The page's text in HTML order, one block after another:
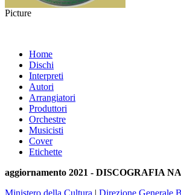
Picture
Home
Dischi
Interpreti
Autori
Arrangiatori
Produttori
Orchestre
Musicisti
Cover
Etichette
aggiornamento 2021 - DISCOGRAFIA
Ministero della Cultura | Direzione Generale